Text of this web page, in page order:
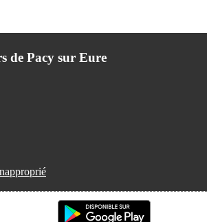
de Pacy sur Eure